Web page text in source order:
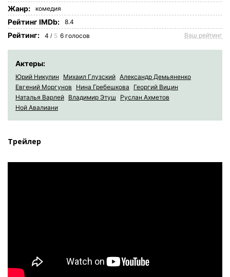
Жанр: комедия
Рейтинг IMDb: 8.4
Рейтинг: 4 / 5 6 голосов Ваш рейтинг
Актеры:
Юрий Никулин Михаил Глузский Александр Демьяненко
Евгений Моргунов
Нина Гребешкова
Георгий Вицин
Наталья Варлей Владимир Этуш
Руслан Ахметов
Ной Авалиани
Трейлер